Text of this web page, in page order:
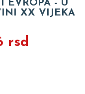
EVROPA - U
XX VIJEKA
rsd